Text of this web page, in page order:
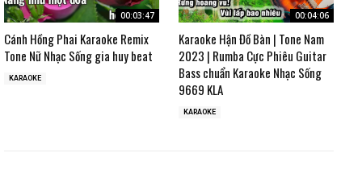
00:03:47
Cánh Hồng Phai Karaoke Remix
Tone Nữ Nhạc Sống gia huy beat
KARAOKE
00:04:06
Karaoke Hận Đồ Bàn | Tone Nam
2023 | Rumba Cực Phiêu Guitar
Bass chuẩn Karaoke Nhạc Sống
9669 KLA
KARAOKE